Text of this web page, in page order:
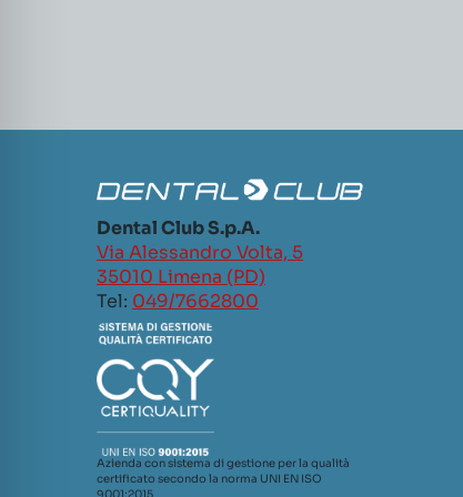
Dental Club S.p.A.
Via Alessandro Volta, 5
35010 Limena (PD)
Tel: 049/7662800
Azienda con sistema di gestione per la qualità
certificato secondo la norma UNI EN ISO